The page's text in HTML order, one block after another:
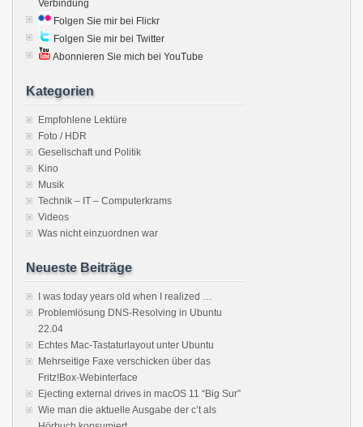
Verbindung
Folgen Sie mir bei Flickr
Folgen Sie mir bei Twitter
Abonnieren Sie mich bei YouTube
Kategorien
Empfohlene Lektüre
Foto / HDR
Gesellschaft und Politik
Kino
Musik
Technik – IT – Computerkrams
Videos
Was nicht einzuordnen war
Neueste Beiträge
I was today years old when I realized …
Problemlösung DNS-Resolving in Ubuntu
22.04
Echtes Mac-Tastaturlayout unter Ubuntu
Mehrseitige Faxe verschicken über das
Fritz!Box-Webinterface
Ejecting external drives in macOS 11 “Big Sur”
Wie man die aktuelle Ausgabe der c’t als